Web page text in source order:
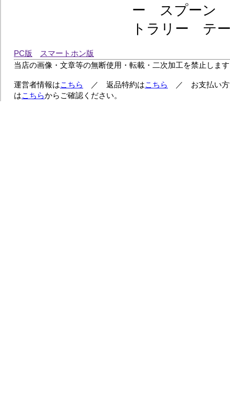
ー スプーン
トラリー テ
PC版
スマートホン版
当店の画像・文章等の無断使用・転載・二次加工を禁止しま
運営者情報はこちら ／ 返品特約はこちら
／ お支払い方
はこちらからご確認ください。